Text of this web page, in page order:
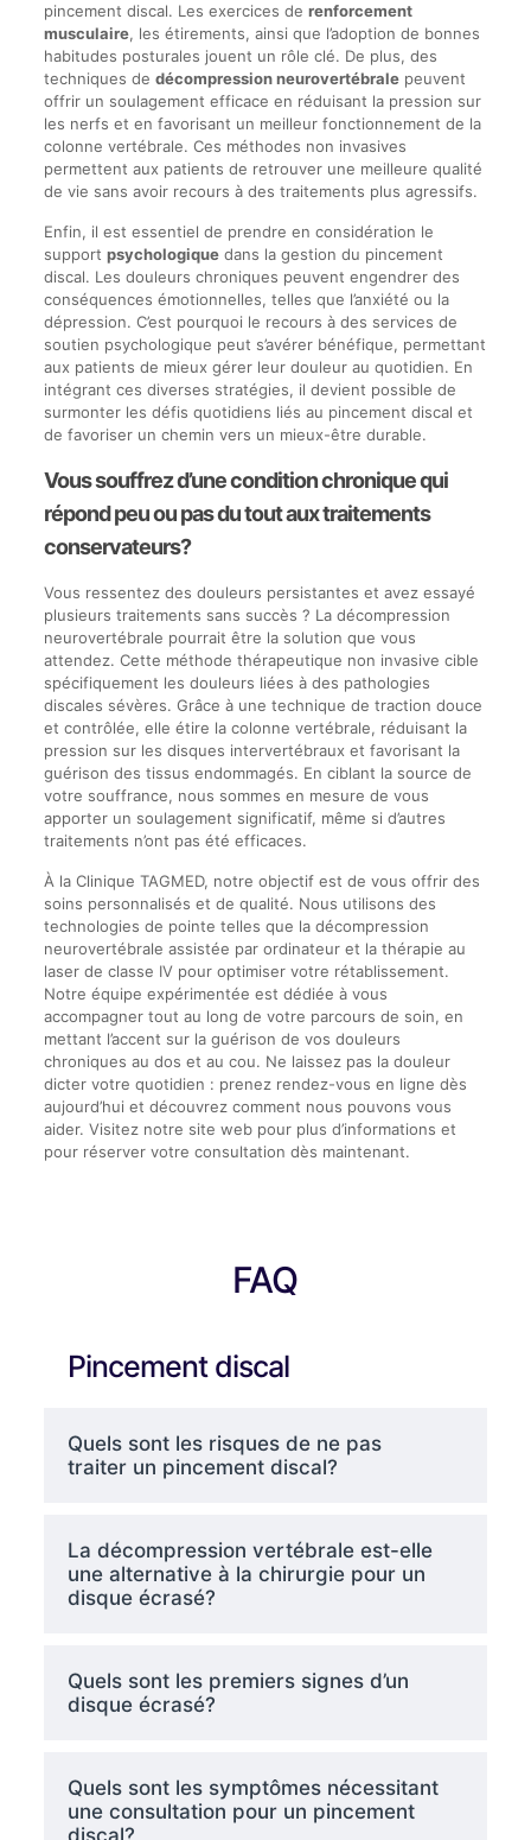
pincement discal. Les exercices de renforcement
musculaire, les étirements, ainsi que l’adoption de bonnes
habitudes posturales jouent un rôle clé. De plus, des
techniques de décompression neurovertébralepeuvent
offrir un soulagement efficace en réduisant la pression sur
les nerfs et en favorisant un meilleur fonctionnement de la
colonne vertébrale. Ces méthodes non invasives
permettent aux patients de retrouver une meilleure qualité
de vie sans avoir recours à des traitements plus agressifs.
Enfin, il est essentiel de prendre en considération le
support psychologiquedans la gestion du pincement
discal. Les douleurs chroniques peuvent engendrer des
conséquences émotionnelles, telles que l’anxiété ou la
dépression. C’est pourquoi le recours à des services de
soutien psychologique peut s’avérer bénéfique, permettant
aux patients de mieux gérer leur douleur au quotidien. En
intégrant ces diverses stratégies, il devient possible de
surmonter les défis quotidiens liés au pincement discal et
de favoriser un chemin vers un mieux-être durable.
Vous souffrez d’une condition chronique qui
répond peu ou pas du tout aux traitements
conservateurs?
Vous ressentez des douleurs persistantes et avez essayé
plusieurs traitements sans succès ? La décompression
neurovertébrale pourrait être la solution que vous
attendez. Cette méthode thérapeutique non invasive cible
spécifiquement les douleurs liées à des pathologies
discales sévères. Grâce à une technique de traction douce
et contrôlée, elle étire la colonne vertébrale, réduisant la
pression sur les disques intervertébraux et favorisant la
guérison des tissus endommagés. En ciblant la source de
votre souffrance, nous sommes en mesure de vous
apporter un soulagement significatif, même si d’autres
traitements n’ont pas été efficaces.
À la Clinique TAGMED, notre objectif est de vous offrir des
soins personnalisés et de qualité. Nous utilisons des
technologies de pointe telles que la décompression
neurovertébrale assistée par ordinateur et la thérapie au
laser de classe IV pour optimiser votre rétablissement.
Notre équipe expérimentée est dédiée à vous
accompagner tout au long de votre parcours de soin, en
mettant l’accent sur la guérison de vos douleurs
chroniques au dos et au cou. Ne laissez pas la douleur
dicter votre quotidien : prenez rendez-vous en ligne dès
aujourd’hui et découvrez comment nous pouvons vous
aider. Visitez notre site web pour plus d’informations et
pour réserver votre consultation dès maintenant.
FAQ
Pincement discal
Quels sont les risques de ne pas
traiter un pincement discal?
La décompression vertébrale est-elle
une alternative à la chirurgie pour un
disque écrasé?
Quels sont les premiers signes d’un
disque écrasé?
Quels sont les symptômes nécessitant
une consultation pour un pincement
discal?